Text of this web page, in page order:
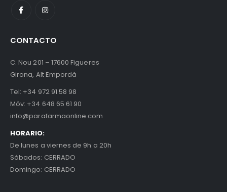
CONTACTO
C. Nou 201 – 17600 Figueres
Girona, Alt Empordà
Tel: +34 972 91 58 98
Móv: +34 648 65 61 90
info@parafarmaonline.com
HORARIO:
De lunes a viernes de 9h a 20h
Sábados: CERRADO
Domingo: CERRADO